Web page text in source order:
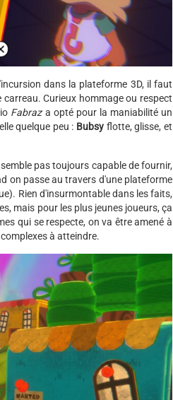
dans la plateforme 3D, il faut
carreau. Curieux hommage ou respect
Fabraz a opté pour la maniabilité un
quelque peu : Bubsy flotte, glisse, et
pas toujours capable de fournir,
on passe au travers d'une plateforme
Rien d'insurmontable dans les faits,
mais pour les plus jeunes joueurs, ça
qui se respecte, on va être amené à
à atteindre.